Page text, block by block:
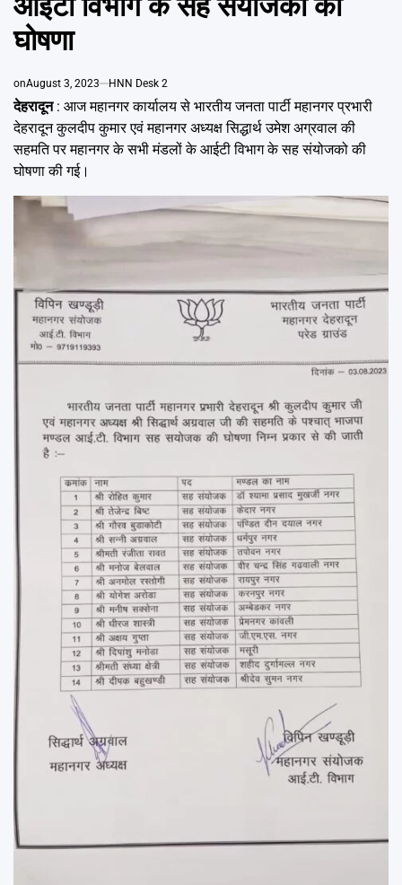
घोषणा
onAugust 3, 2023 HNN Desk 2
देहरादून: आज महानगर कार्यालय से भारतीय जनता पार्टी महानगर प्रभारी
देहरादून कुलदीप कुमार एवं महानगर अध्यक्ष सिद्धार्थ उमेश अग्रवाल की
सहमति पर महानगर के सभी मंडलों के आईटी विभाग के सह संयोजको की
घोषणा की गई।